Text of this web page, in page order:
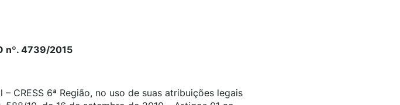
nº. 4739/2015
CRESS 6ª Região, no uso de suas atribuições legais